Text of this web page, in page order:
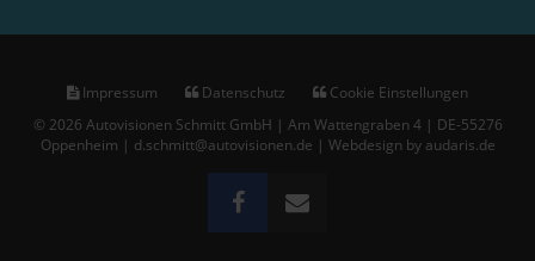
Impressum Datenschutz
Cookie Einstellungen
© 2026 Autovisionen Schmitt GmbH | Am Wattengraben 4 | DE-55276
Oppenheim | d.schmitt@autovisionen.de | Webdesign by audaris.de